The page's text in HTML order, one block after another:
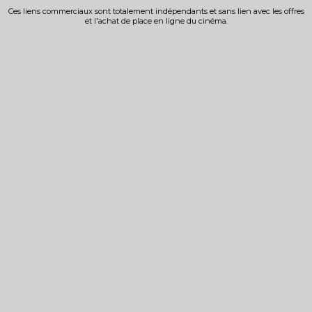
Ces liens commerciaux sont totalement indépendants et sans lien avec les offres
et l'achat de place en ligne du cinéma.